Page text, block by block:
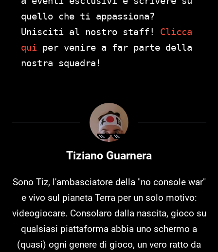
quello che ti appassiona?
Unisciti al nostro staff! Clicca
qui per venire a far parte della
nostra squadra!
Tiziano Guarnera
Sono Tiz, l'ambasciatore della "no console war"
e vivo sul pianeta Terra per un solo motivo:
videogiocare. Consolaro dalla nascita, gioco su
qualsiasi piattaforma abbia uno schermo a
(quasi) ogni genere di gioco, un vero ratto da